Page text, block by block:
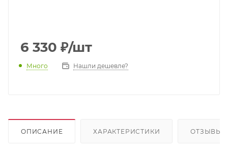
6 330 ₽/шт
Много Нашли дешевле?
ОПИСАНИЕ ХАРАКТЕРИСТИКИ ОТЗЫВЫ